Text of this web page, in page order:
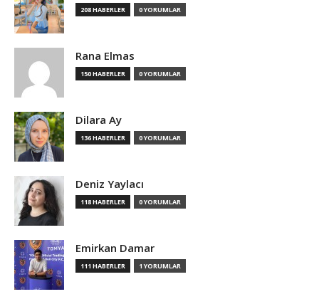
208 HABERLER 0 YORUMLAR
Rana Elmas
150 HABERLER 0 YORUMLAR
Dilara Ay
136 HABERLER 0 YORUMLAR
Deniz Yaylacı
118 HABERLER 0 YORUMLAR
Emirkan Damar
111 HABERLER 1 YORUMLAR